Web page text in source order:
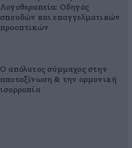
Λογοθεραπεία; Οδηγός
σπουδών και επαγγελματικών
προοπτικών
Ο απόλυτος σύμμαχος στην
αποτοξίνωση & την ορμονική
ισορροπία